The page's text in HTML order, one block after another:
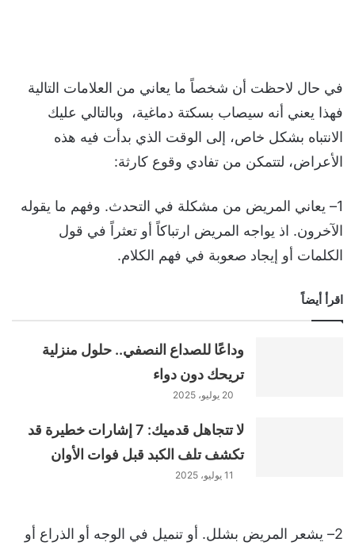
في حال لاحظت أن شخصاً ما يعاني من العلامات التالية
فهذا يعني أنه سيصاب بسكتة دماغية، وبالتالي عليك
الانتباه بشكل خاص، إلى الوقت الذي بدأت فيه هذه
الأعراض، لتتمكن من تفادي وقوع كارثة:
1– يعاني المريض من مشكلة في التحدث. وفهم ما يقوله
الآخرون. اذ يواجه المريض ارتباكاً أو تعثراً في قول
الكلمات أو إيجاد صعوبة في فهم الكلام.
اقرأ أيضاً
وداعًا للصداع النصفي.. حلول منزلية
تريحك دون دواء
20 يوليو، 2025
لا تتجاهل قدميك: 7 إشارات خطيرة قد
تكشف تلف الكبد قبل فوات الأوان
11 يوليو، 2025
2– يشعر المريض بشلل. أو تنميل في الوجه أو الذراع أو